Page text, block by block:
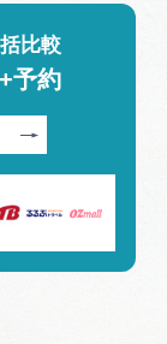
比較
予約